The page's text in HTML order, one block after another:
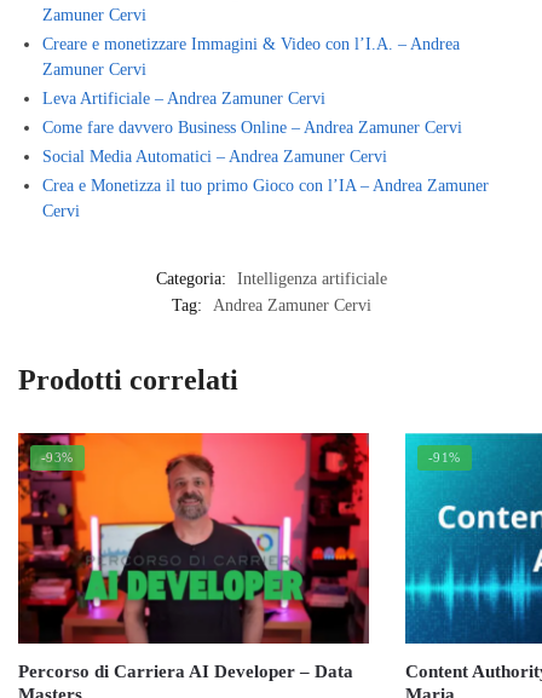
Zamuner Cervi
Creare e monetizzare Immagini & Video con l’I.A. – Andrea
Zamuner Cervi
Leva Artificiale – Andrea Zamuner Cervi
Come fare davvero Business Online – Andrea Zamuner Cervi
Social Media Automatici – Andrea Zamuner Cervi
Crea e Monetizza il tuo primo Gioco con l’IA – Andrea Zamuner
Cervi
Categoria:
Intelligenza artificiale
Tag:
Andrea Zamuner Cervi
Prodotti correlati
-93%
Percorso di Carriera AI Developer – Data
Masters
-91%
Content
Maria